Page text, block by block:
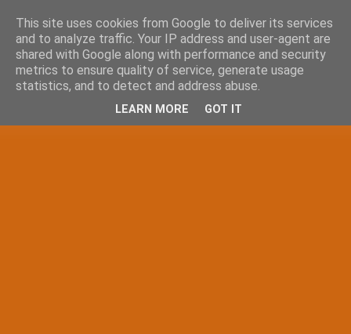
This site uses cookies from Google to deliver its services
and to analyze traffic. Your IP address and user-agent are
shared with Google along with performance and security
metrics to ensure quality of service, generate usage
statistics, and to detect and address abuse.
LEARN MORE GOT IT